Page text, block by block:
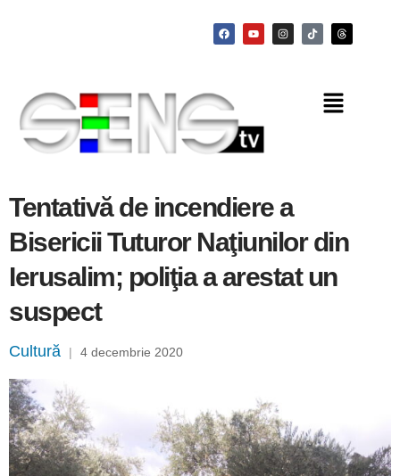
Tentativă de incendiere a
Bisericii Tuturor Naţiunilor din
Ierusalim; poliţia a arestat un
suspect
Cultură | 4 decembrie 2020